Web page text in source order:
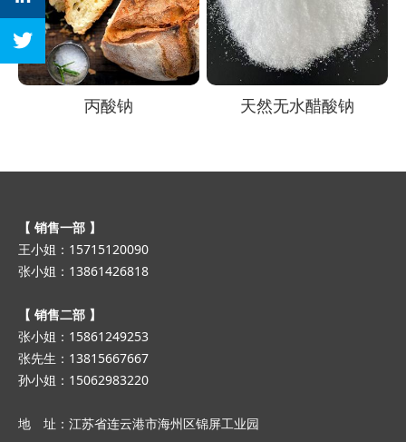
丙酸钠 天然无水醋酸钠
【 销售一部 】
王小姐：15715120090
张小姐：13861426818
【 销售二部 】
张小姐：15861249253
张先生：13815667667
孙小姐：15062983220
地 址：江苏省连云港市海州区锦屏工业园